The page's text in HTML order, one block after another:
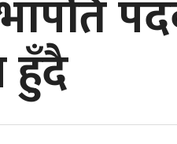
हुँदै